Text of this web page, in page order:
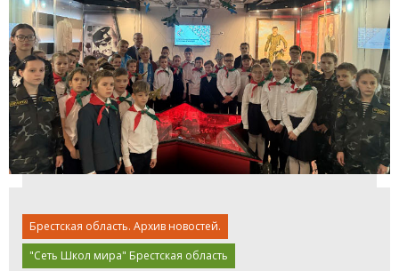
Брестская область. Архив новостей.
"Сеть Школ мира" Брестская область